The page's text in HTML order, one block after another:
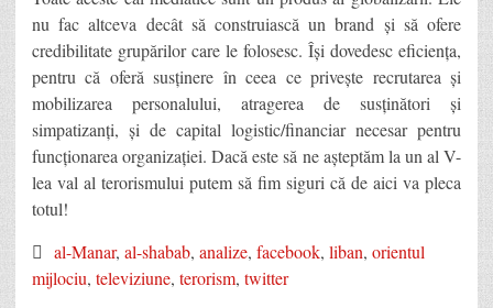
nu fac altceva decât să construiască un brand și să ofere
credibilitate grupărilor care le folosesc. Își dovedesc eficiența,
pentru că oferă susținere în ceea ce privește recrutarea și
mobilizarea personalului, atragerea de susținători și
simpatizanți, și de capital logistic/financiar necesar pentru
funcționarea organizației. Dacă este să ne așteptăm la un al V-
lea val al terorismului putem să fim siguri că de aici va pleca
totul!
al-Manar, al-shabab, analize, facebook, liban, orientul
mijlociu, televiziune, terorism, twitter